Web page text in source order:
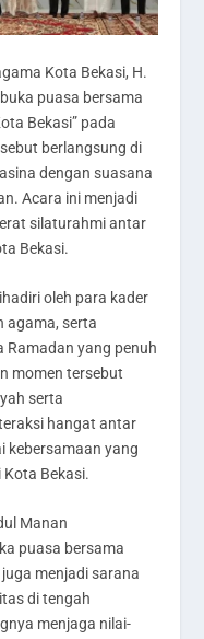
Kota Bekasi, H.
puasa bersama
Bekasi” pada
berlangsung di
dengan suasana
Acara ini menjadi
silaturahmi antar
Bekasi.
oleh para kader
agama, serta
Ramadan yang penuh
momen tersebut
serta
hangat antar
kebersamaan yang
Bekasi.
Manan
puasa bersama
menjadi sarana
di tengah
menjaga nilai-